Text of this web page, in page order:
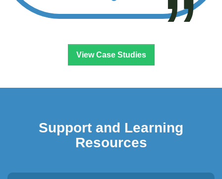
Dennis Alexander Petrasc | Keil IT, Deutschland
View Case Studies
Support and Learning
Resources